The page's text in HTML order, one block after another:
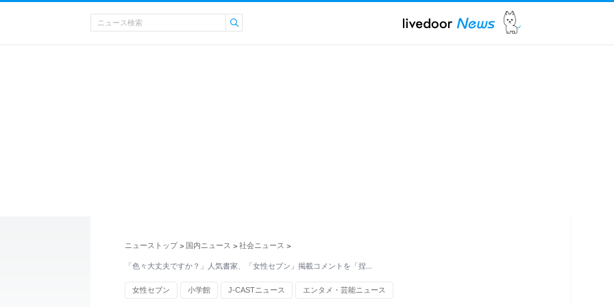
ニューストップ > 国内ニュース > 社会ニュース >
「色々大丈夫ですか？」人気書家、「女性セブン」掲載コメントを「捏…
女性セブン 小学館 J-CASTニュース エンタメ・芸能ニュース